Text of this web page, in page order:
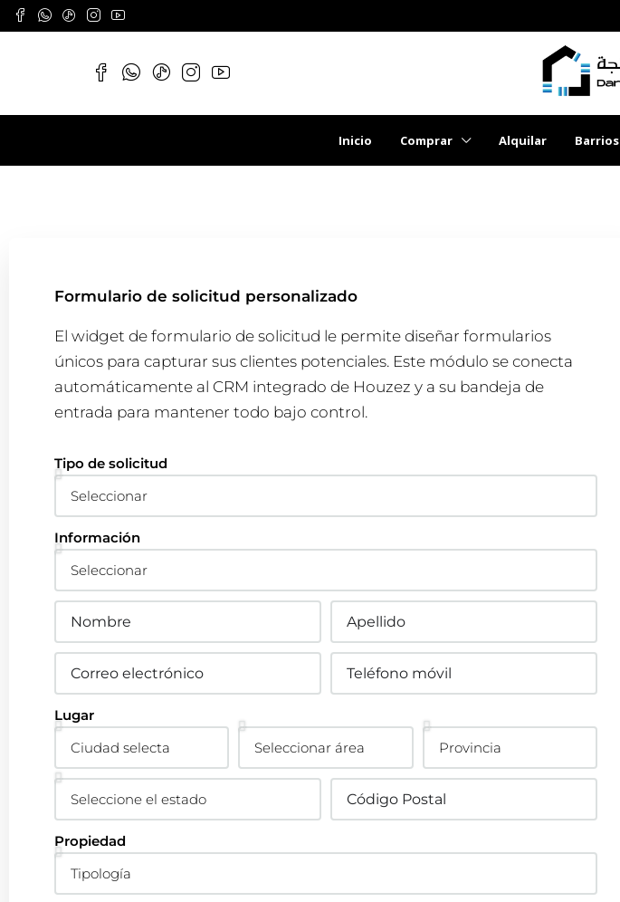
Inicio Comprar Alquilar Barrios
Formulario de solicitud personalizado
El widget de formulario de solicitud le permite diseñar formularios
únicos para capturar sus clientes potenciales. Este módulo se conecta
automáticamente al CRM integrado de Houzez y a su bandeja de
entrada para mantener todo bajo control.
Tipo de solicitud
Información
Lugar
Propiedad